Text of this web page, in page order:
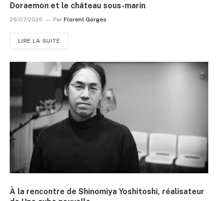
Doraemon et le château sous-marin
29/07/2026 Par Florent Gorges
LIRE LA SUITE
À la rencontre de Shinomiya Yoshitoshi, réalisateur